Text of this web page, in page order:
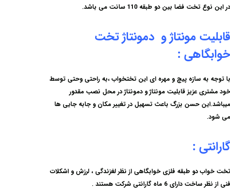
در این نوع تخت فضا بین دو طبقه 110 سانت می باشد.
قابلیت مونتاژ و دمونتاژ تخت
خوابگاهی :
با توجه به سازه پیچ و مهره ای این تختخواب ،به راحتی وحتی توسط
خود مشتری عزیز قابلیت مونتاژ و دمونتاژ در محل نصب مقدور
میباشد.این حسن بزرگ باعث تسهیل در تغییر مکان و جابه جایی ها
می شود.
گارانتی :
تخت خواب دو طبقه فلزی خوابگاهی از نظر لغزندگی ، لرزش و اشکلات
فنی از نظر ساخت دارای 6 ماه گارانتی شرکت هستند .